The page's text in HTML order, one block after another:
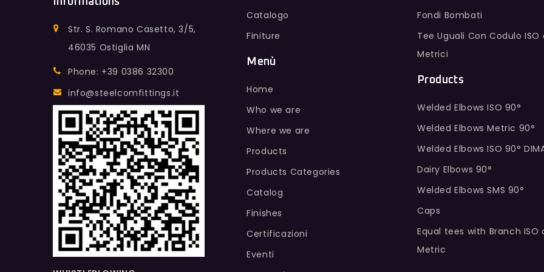
Str. S. Romano Casetto, 3/5,
46035 Ostiglia MN
Phone: +39 0386 32300
info@steelcomfittings.it
Catalogo
Finiture
Menù
Home
Who we are
Where we are
Products
Products Categories
Catalog
Finishes
Certificazioni
Eventi
Fondi Bombati
Tee Uguali Con Codulo ISO
Metrici
Products
Welded Elbows ISO 90°
Welded Elbows Metric 90°
Welded Elbows ISO 90°
Dairy Elbows 90°
Welded Elbows SMS 90°
Caps
Equal tees with Branch ISO
Metric